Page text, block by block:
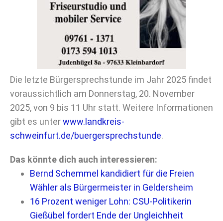
Die letzte Bürgersprechstunde im Jahr 2025 findet
voraussichtlich am Donnerstag, 20. November
2025, von 9 bis 11 Uhr statt. Weitere Informationen
gibt es unterwww.landkreis-
schweinfurt.de/buergersprechstunde.
Das könnte dich auch interessieren:
Bernd Schemmel kandidiert für die Freien
Wähler als Bürgermeister in Geldersheim
16 Prozent weniger Lohn: CSU-Politikerin
Gießübel fordert Ende der Ungleichheit